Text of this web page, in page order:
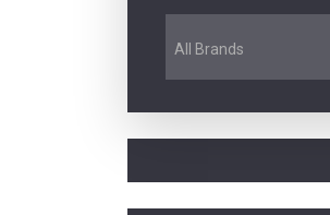
All Brands